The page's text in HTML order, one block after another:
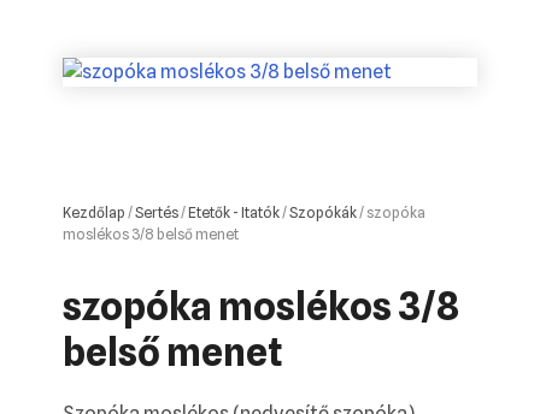
Kezdőlap /Sertés/Etetők - Itatók/Szopókák/ szopóka
moslékos 3/8 belső menet
szopóka moslékos 3/8
belső menet